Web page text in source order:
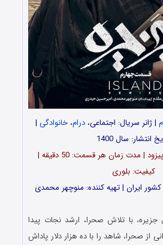
| ژانر سریال: اجتماعی،درام،خانوادگی |
انتشار: سال 1400
تعداد قسمت ها: 12 اپیزود | مدت زمان هر قسمت: 50 دقیقه |
کیفیت: بلوری
با تلاش صحرا، ارشد نجات پیدا
از صحرا، شاهد را با ده هزار دلار پاداش